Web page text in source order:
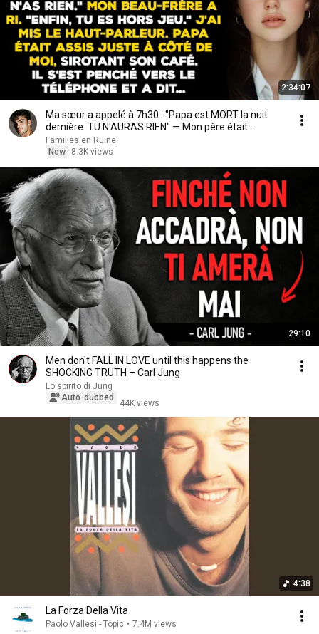
2:34:07
Ma sœur a appelé à 7h30 : "Papa est MORT la nuit
dernière. TU N'AURAS RIEN" — Mon père était...
Familles en Ruine
New
8.3K views
29:10
Men don't FALL IN LOVE until this happens the
SHOCKING TRUTH – Carl Jung
Lo spirito di Jung
Auto-dubbed
44K views
4:38
La Forza Della Vita
Paolo Vallesi - Topic • 7.4M views